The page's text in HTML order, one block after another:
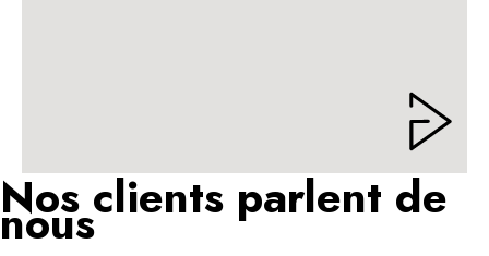
Nos clients parlent de
nous